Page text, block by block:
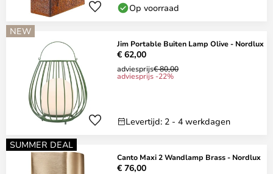
Op voorraad
NEW
Jim Portable Buiten Lamp Olive - Nordlux
€ 62,00
adviesprijs€ 80,00
adviesprijs -22%
Levertijd: 2 - 4 werkdagen
SUMMER DEAL
Canto Maxi 2 Wandlamp Brass - Nordlux
€ 76,00